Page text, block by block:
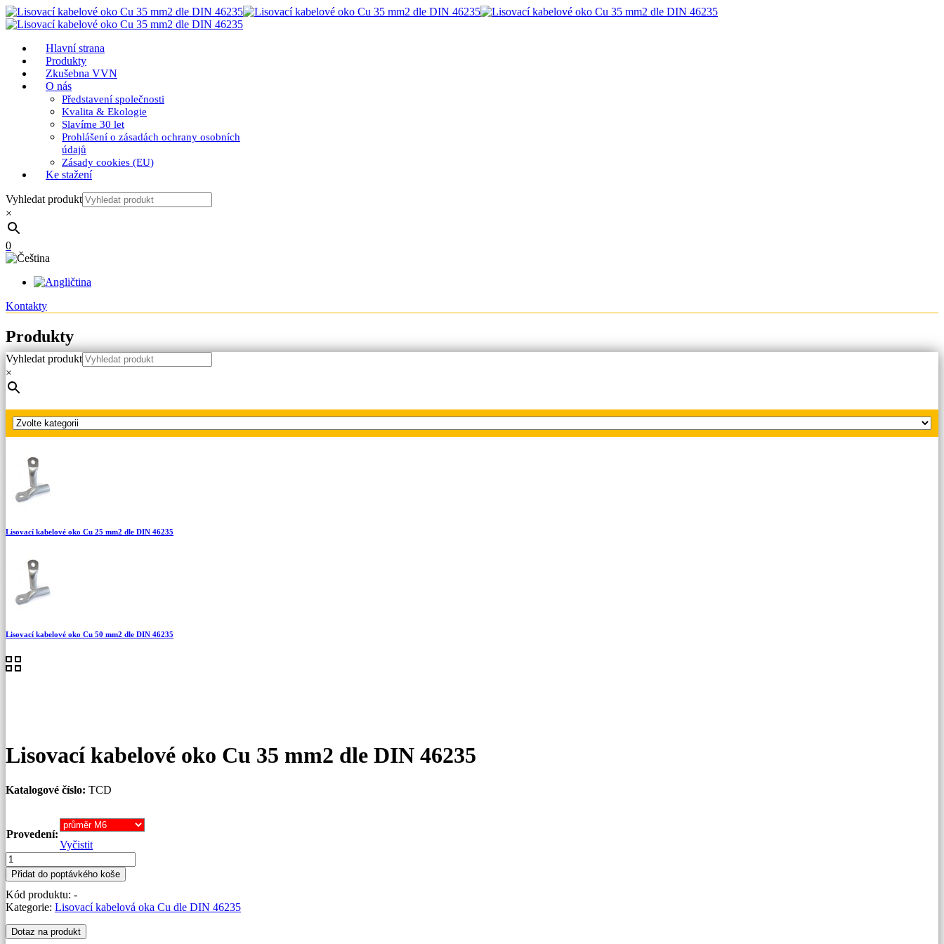
Hlavní strana
Produkty
Zkušebna VVN
O nás
Představení společnosti
Kvalita & Ekologie
Slavíme 30 let
Prohlášení o zásadách ochrany osobních
údajů
Zásady cookies (EU)
Ke stažení
Vyhledat produkt
×
0
Kontakty
Produkty
Hlavní strana
Vyhledat produkt
×
Lisovací kabelové oko Cu 25 mm2 dle DIN 46235
Lisovací kabelové oko Cu 50 mm2 dle DIN 46235
Lisovací kabelové oko Cu 35 mm2 dle DIN 46235
Katalogové číslo: TCD
Provedení:
Vyčistit
Lisovací
kabelové
oko
Cu
35
dle
Přidat do poptávkého koše
Kód produktu: -
Kategorie: Lisovací kabelová oka Cu dle DIN 46235
Dotaz na produkt